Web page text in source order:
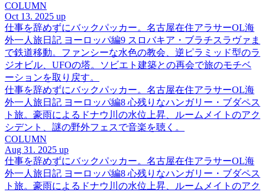
COLUMN
Oct 13. 2025 up
仕事を辞めずにバックパッカー。名古屋在住アラサーOL海
外一人旅日記 ヨーロッパ編9 スロバキア・ブラチスラヴァま
で鉄道移動。ファンシーな水色の教会、逆ピラミッド型のラ
ジオビル、UFOの塔。ソビエト建築との再会で旅のモチベ
ーションを取り戻す。
仕事を辞めずにバックパッカー。名古屋在住アラサーOL海
外一人旅日記 ヨーロッパ編8 心残りなハンガリー・ブダペス
ト旅。豪雨によるドナウ川の水位上昇、ルームメイトのアク
シデント、謎の野外フェスで音楽を聴く。
COLUMN
Aug 31. 2025 up
仕事を辞めずにバックパッカー。名古屋在住アラサーOL海
外一人旅日記 ヨーロッパ編8 心残りなハンガリー・ブダペス
ト旅。豪雨によるドナウ川の水位上昇、ルームメイトのアク